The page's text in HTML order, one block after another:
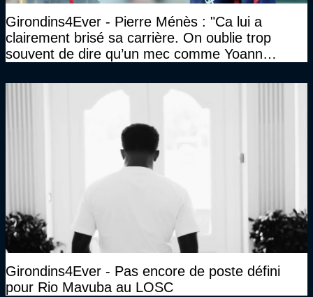
Girondins4Ever - Pierre Ménès : "Ca lui a
clairement brisé sa carrière. On oublie trop
souvent de dire qu’un mec comme Yoann
Girondins4Ever - Pas encore de poste défini
pour Rio Mavuba au LOSC